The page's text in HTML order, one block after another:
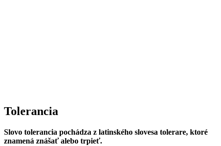
Tolerancia
Slovo tolerancia pochádza z latinského slovesa tolerare, ktoré
znamená znášať alebo trpieť.